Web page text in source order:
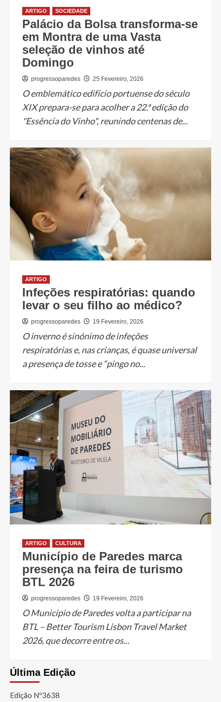
ARTIGO SOCIEDADE
Palácio da Bolsa transforma-se
em Montra de uma Vasta
seleção de vinhos até
Domingo
progressoparedes 25 Fevereiro, 2026
O emblemático edifício portuense do século
XIX prepara-se para acolher a 22.ª edição do
"Essência do Vinho", reunindo centenas de...
ARTIGO
Infeções respiratórias: quando
levar o seu filho ao médico?
progressoparedes 19 Fevereiro, 2026
O inverno é sinónimo de infeções
respiratórias e, nas crianças, é quase universal
a presença de tosse e “pingo no...
ARTIGO CULTURA
Município de Paredes marca
presença na feira de turismo
BTL 2026
progressoparedes 19 Fevereiro, 2026
O Município de Paredes volta a participar na
BTL – Better Tourism Lisbon Travel Market
2026, que decorre entre os...
Última Edição
Edição Nº3638